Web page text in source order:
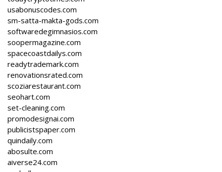
usabonuscodes.com
sm-satta-makta-gods.com
softwaredegimnasios.com
soopermagazine.com
spacecoastdailys.com
readytrademark.com
renovationsrated.com
scoziarestaurant.com
seohart.com
set-cleaning.com
promodesignai.com
publicistspaper.com
quindaily.com
abosulte.com
aiverse24.com